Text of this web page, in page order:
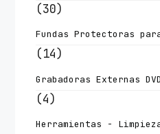
(30)
Fundas Protectoras
(14)
Grabadoras Externas
(4)
Herramientas -